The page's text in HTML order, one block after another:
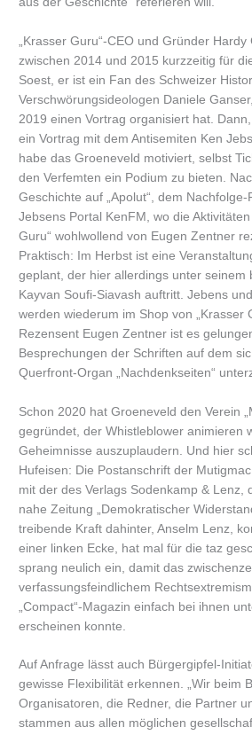
„Krasser Guru“-CEO und Gründer
zwischen 2014 und 2015 kurzzeitig für
Soest, er ist ein Fan des Schweizer
Verschwörungsideologen Daniele
2019 einen Vortrag organisiert hat.
ein Vortrag mit dem Antisemiten Ken
habe das Groeneveld motiviert, selbst
den Verfemten ein Podium zu bieten.
Geschichte auf „Apolut“, dem Nachfolge-
Jebsens Portal KenFM, wo die
Guru“ wohlwollend von Eugen Zentner
Praktisch: Im Herbst ist eine
geplant, der hier allerdings unter seinem
Kayvan Soufi-Siavash auftritt. Jebens
werden wiederum im Shop von „Krasser
Rezensent Eugen Zentner ist es
Besprechungen der Schriften auf dem
Querfront-Organ „Nachdenkseiten“
Schon 2020 hat Groeneveld den Verein
gegründet, der Whistleblower animieren
Geheimnisse auszuplaudern. Und hier
Hufeisen: Die Postanschrift der
mit der des Verlags Sodenkamp & Lenz,
nahe Zeitung „Demokratischer
treibende Kraft dahinter, Anselm Lenz,
einer linken Ecke, hat mal für die taz
sprang neulich ein, damit das
verfassungsfeindlichem
„Compact“-Magazin einfach bei ihnen
erscheinen konnte.
Auf Anfrage lässt auch Bürgergipfel-
gewisse Flexibilität erkennen. „Wir beim
Organisatoren, die Redner, die Partner
stammen aus allen möglichen